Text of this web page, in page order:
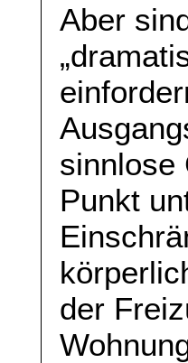
Aber
sinnlose
Punkt
der